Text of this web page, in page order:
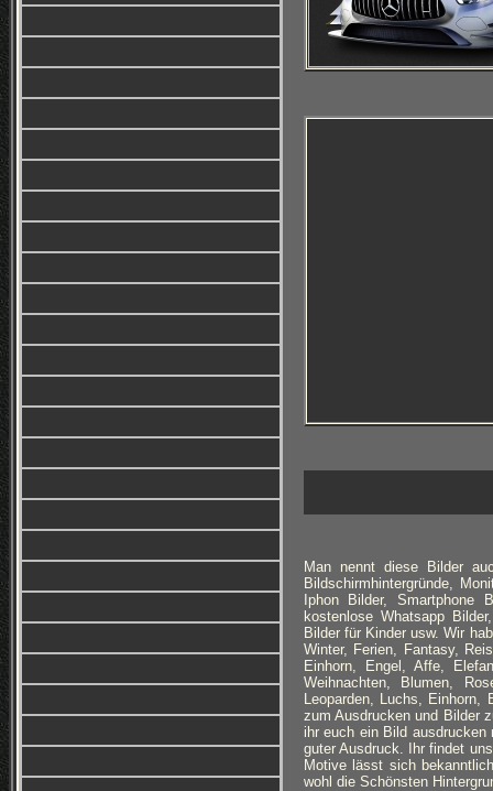
Man nennt diese Bilder
Bildschirmhintergründe,
Iphon Bilder, Smartphone
kostenlose Whatsapp
Bilder für Kinder usw. Wir
Winter, Ferien, Fantasy,
Einhorn, Engel, Affe,
Weihnachten, Blumen,
Leoparden, Luchs,
zum Ausdrucken und Bilder
ihr euch ein Bild
guter Ausdruck. Ihr findet
Motive lässt sich
wohl die Schönsten